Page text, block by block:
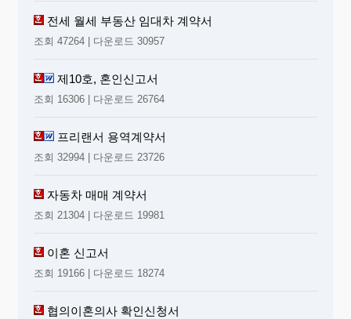
전세 월세 부동산 임대차 계약서
조회 47264 | 다운로드 30957
제10호, 혼인신고서
조회 16306 | 다운로드 26764
프리랜서 용역계약서
조회 32994 | 다운로드 23726
자동차 매매 계약서
조회 21304 | 다운로드 19981
이혼 신고서
조회 19166 | 다운로드 18274
협의이혼의사 확인신청서